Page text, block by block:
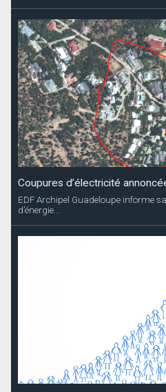
Coupures d’électricité
EDF Archipel Guadeloupe informe
d’énergie...